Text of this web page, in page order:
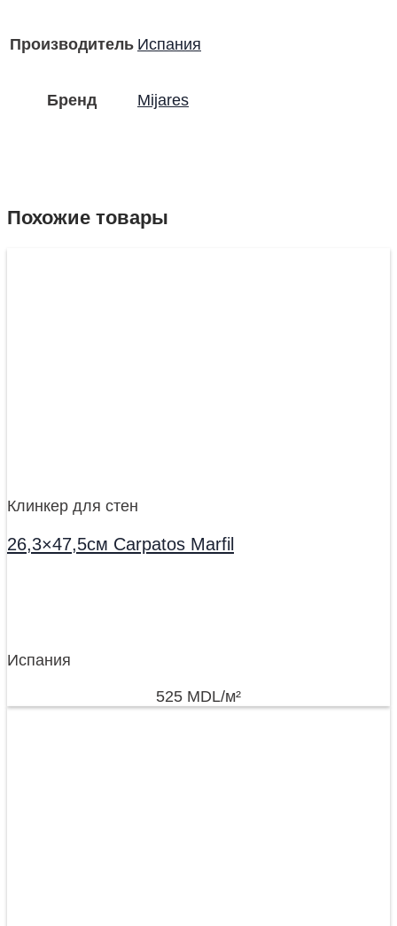
Производитель Испания
Бренд Mijares
Похожие товары
Клинкер для стен
26,3×47,5см Carpatos Marfil
Испания
525 MDL/м²